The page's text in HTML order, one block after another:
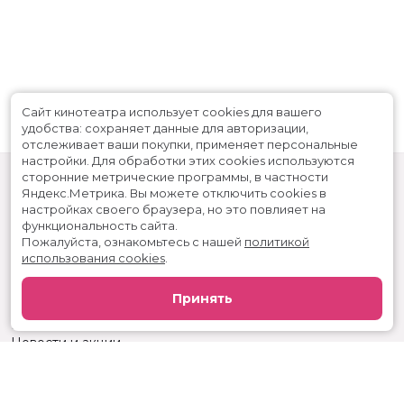
Скоро в кино
Вакансии
Новости и акции
Сайт кинотеатра использует cookies для вашего
удобства: сохраняет данные для авторизации,
отслеживает ваши покупки, применяет персональные
настройки. Для обработки этих cookies используются
сторонние метрические программы, в частности
Яндекс.Метрика. Вы можете отключить cookies в
настройках своего браузера, но это повлияет на
функциональность сайта.
Пожалуйста, ознакомьтесь с нашей политикой
использования cookies
Принять